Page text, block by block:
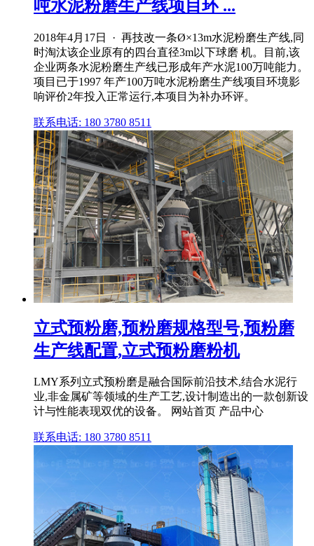
吨水泥粉磨生产线项目环 ...
2018年4月17日 · 再技改一条Ø×13m水泥粉磨生产线,同
时淘汰该企业原有的四台直径3m以下球磨 机。目前,该
企业两条水泥粉磨生产线已形成年产水泥100万吨能力。
项目已于1997 年产100万吨水泥粉磨生产线项目环境影
响评价2年投入正常运行,本项目为补办环评。
联系电话: 180 3780 8511
立式预粉磨,预粉磨规格型号,预粉磨
生产线配置,立式预粉磨粉机
LMY系列立式预粉磨是融合国际前沿技术,结合水泥行
业,非金属矿等领域的生产工艺,设计制造出的一款创新设
计与性能表现双优的设备。 网站首页 产品中心
联系电话: 180 3780 8511